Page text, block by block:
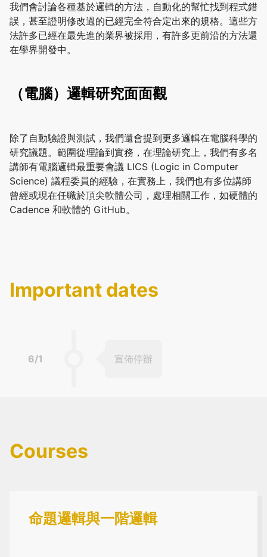
我們會討論各種基於邏輯的方法，自動化的幫忙找到程式錯
誤，甚至證明修改過的已經完全符合定出來的規格。這些方
法許多已經在最先進的業界被採用，有許多更前沿的方法還
在學界開發中。
（電腦）邏輯研究面面觀
除了自動驗證與測試，我們還會提到更多邏輯在電腦科學的
研究議題。範圍從理論到實務，在理論研究上，我們有多名
講師有電腦邏輯最重要會議 LICS (Logic in Computer
Science) 議程委員的經驗，在實務上，我們也有多位講師
曾經或現在任職於頂尖軟體公司，處理相關工作，如硬體的
Cadence 和軟體的 GitHub。
Important dates
6/1 宣佈停辦
Courses
命題邏輯與一階邏輯